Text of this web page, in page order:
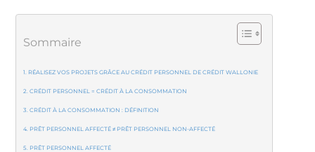
Sommaire
RÉALISEZ VOS PROJETS GRÂCE AU CRÉDIT PERSONNEL DE CRÉDIT WALLONIE
CRÉDIT PERSONNEL = CRÉDIT À LA CONSOMMATION
CRÉDIT À LA CONSOMMATION : DÉFINITION
PRÊT PERSONNEL AFFECTÉ ≠ PRÊT PERSONNEL NON-AFFECTÉ
PRÊT PERSONNEL AFFECTÉ